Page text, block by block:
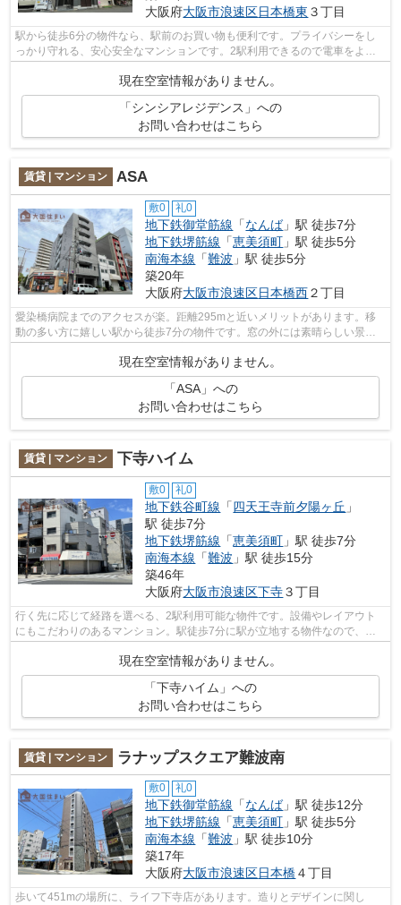
大阪府大阪市浪速区日本橋東 ３丁目
駅から徒歩6分の物件なら、駅前のお買い物も便利です。プライバシーをし
っかり守れる、安心安全なマンションです。2駅利用できるので電車をよく
使う方におすすめな物件です。敷地内ご...
現在空室情報がありません。
「シンシアレジデンス」への
お問い合わせはこちら
賃貸 | マンション ASA
敷0 礼0
地下鉄御堂筋線 「なんば」駅 徒歩7分
地下鉄堺筋線 「恵美須町 」駅 徒歩5分
南海本線 「難波 」駅 徒歩5分
築20年
大阪府大阪市浪速区日本橋西２丁目
愛染橋病院までのアクセスが楽。距離295mと近いメリットがあります。移
動の多い方に嬉しい駅から徒歩7分の物件です。窓の外には素晴らしい景色
現在空室情報がありません。
「ASA」への
お問い合わせはこちら
賃貸 | マンション 下寺ハイム
敷0 礼0
地下鉄谷町線 「四天王寺前夕陽ヶ丘 」
駅 徒歩7分
地下鉄堺筋線 「恵美須町 」駅 徒歩7分
南海本線 「難波 」駅 徒歩15分
築46年
大阪府大阪市浪速区下寺３丁目
行く先に応じて経路を選べる、2駅利用可能な物件です。設備やレイアウト
にもこだわりのあるマンション。駅徒歩7分に駅が立地する物件なので、電
車を多く利用する方にとって便利です。...
現在空室情報がありません。
「下寺ハイム」への
お問い合わせはこちら
賃貸 | マンション ラナップスクエア難波南
敷0 礼0
地下鉄御堂筋線 「なんば」駅 徒歩12分
地下鉄堺筋線 「恵美須町 」駅 徒歩5分
南海本線 「難波 」駅 徒歩10分
築17年
大阪府大阪市浪速区日本橋４丁目
歩いて451mの場所に、ライフ下寺店があります。造りとデザインに関し